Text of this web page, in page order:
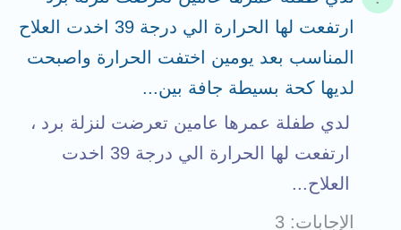
ارتفعت لها الحرارة الي درجة 39 اخدت العلاح
المناسب بعد يومين اختفت الحرارة واصبحت
لديها كحة بسيطة جافة بين...
لدي طفلة عمرها عامين تعرضت لنزلة برد ،
ارتفعت لها الحرارة الي درجة 39 اخدت
العلاح...
الإجابات
3